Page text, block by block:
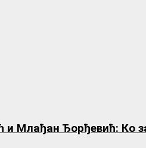
и Млађан Ђорђевић: Ко